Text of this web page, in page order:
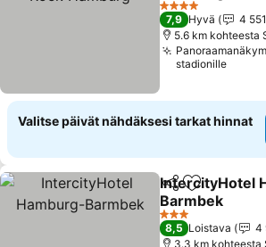
Katso hinnat
4 Tähtiluokitus
7,9 Hyvä
4
5.6 km kohteesta
stadionille
Valitse päivät nähdäksesi tarkat hinnat
Jaa Lisää
IntercityHotel
Barmbek
Katso hinnat
3 Tähtiluokitus
8,5 Loistava
4
3.3 km kohteesta